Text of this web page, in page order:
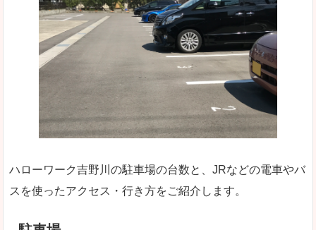
ハローワーク吉野川の駐車場の台数と、JRなどの電車やバ
スを使ったアクセス・行き方をご紹介します。